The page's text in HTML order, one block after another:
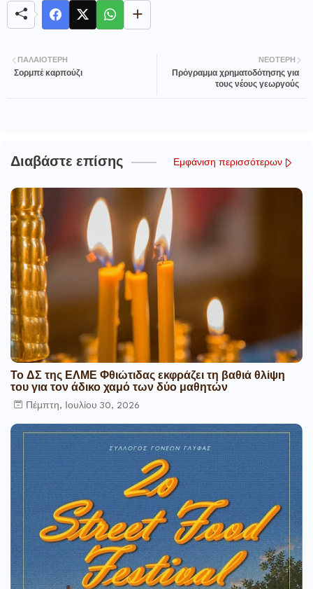
ΝΕΌΤΕΡΗ
Πρόγραμμα χρηματοδότησης για
τους νέους γεωργούς
ΠΑΛΑΙΌΤΕΡΗ
Σορμπέ καρπούζι
Διαβάστε επίσης Εμφάνιση περισσότερων
Το ΔΣ της ΕΛΜΕ Φθιώτιδας εκφράζει τη βαθιά θλίψη
του για τον άδικο χαμό των δύο μαθητών
Πέμπτη, Ιουλίου 30, 2026